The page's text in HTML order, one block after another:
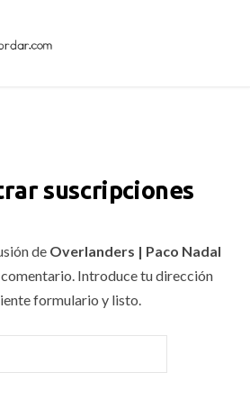
suscripciones
de Overlanders | Paco Nadal
comentario. Introduce tu dirección
formulario y listo.